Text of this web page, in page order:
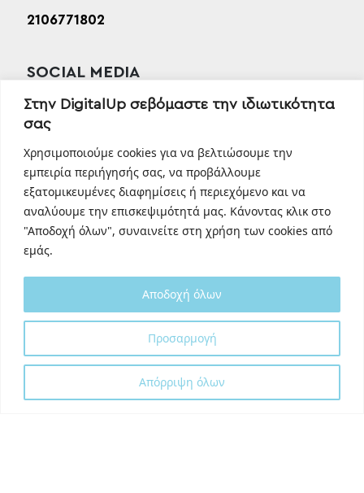
Στην DigitalUp σεβόμαστε την ιδιωτικότητα
σας
Χρησιμοποιούμε cookies για να βελτιώσουμε την
εμπειρία περιήγησής σας, να προβάλλουμε
εξατομικευμένες διαφημίσεις ή περιεχόμενο και να
αναλύουμε την επισκεψιμότητά μας. Κάνοντας κλικ στο
"Αποδοχή όλων", συναινείτε στη χρήση των cookies από
εμάς.
Προσαρμογή
Απόρριψη όλων
Αποδοχή όλων
2106771802
SOCIAL MEDIA
Facebook
Instagram
Linkedin
TikTok
Behance
Youtube
Designed and developed with
by